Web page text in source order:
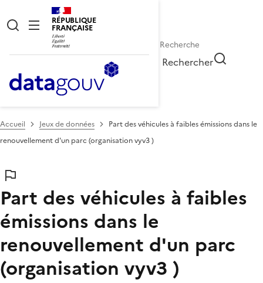
RÉPUBLIQUE
FRANÇAISE
Rechercher
Accueil Jeux de données
Part des véhicules à faibles émissions dans le
renouvellement d'un parc (organisation vyv3 )
Part des véhicules à faibles
émissions dans le
renouvellement d'un parc
(organisation vyv3 )